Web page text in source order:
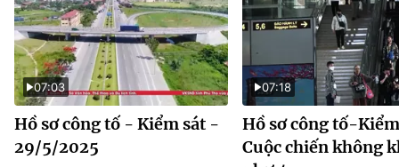
07:03
Hồ sơ công tố - Kiểm sát -
29/5/2025
07:18
Hồ sơ công tố-
Cuộc chiến không